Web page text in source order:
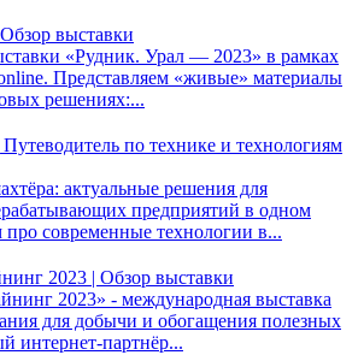
выставки
«Рудник. Урал — 2023» в рамках
Представляем «живые» материалы
решениях:...
по технике и технологиям
актуальные решения для
предприятий в одном
про современные технологии в...
2023 | Обзор выставки
2023» - международная выставка
для добычи и обогащения полезных
интернет-партнёр...